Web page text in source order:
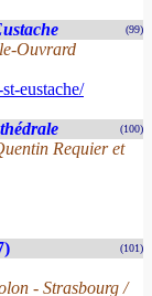
(99)
Ouvrard
eustache/
(100)
Requier et
(101)
- Strasbourg /